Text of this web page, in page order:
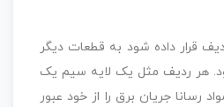
قرار داده شود به قطعات دیگر
هر ردیف مثل یک لایه سیم یک
رسانا جریان برق را از خود عبور